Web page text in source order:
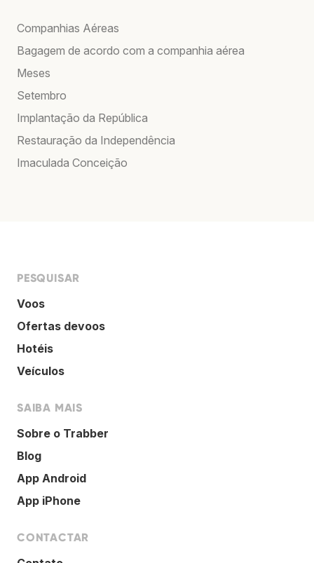
Companhias Aéreas
Bagagem de acordo com a companhia aérea
Meses
Setembro
Implantação da República
Restauração da Independência
Imaculada Conceição
PESQUISAR
Voos
Ofertas devoos
Hotéis
Veículos
SAIBA MAIS
Sobre o Trabber
Blog
App Android
App iPhone
CONTACTAR